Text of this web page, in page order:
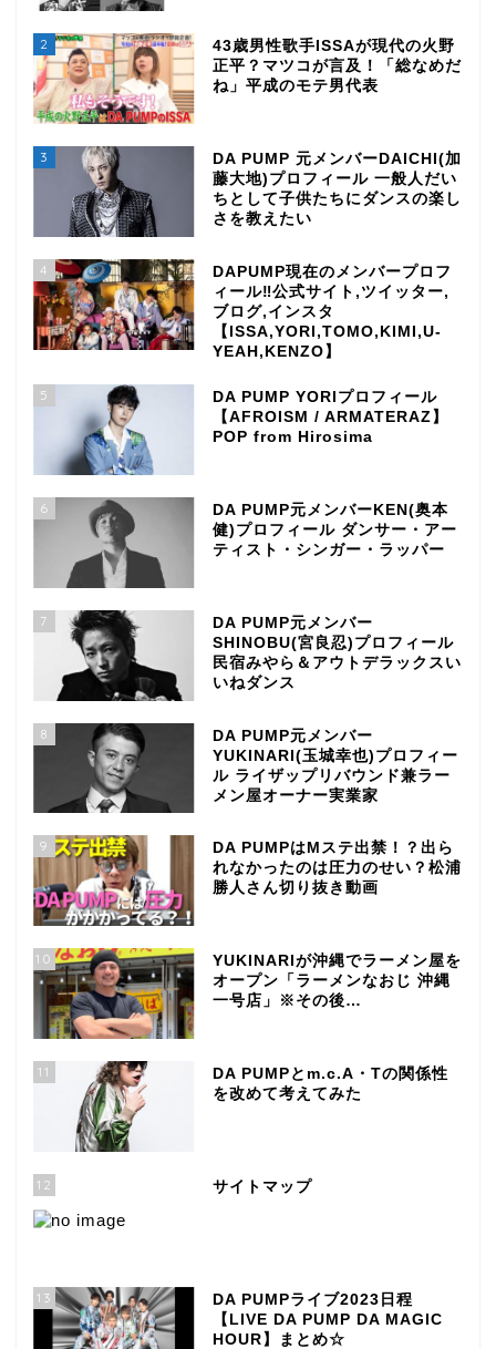
2
43歳男性歌手ISSAが現代の火野
正平？マツコが言及！「総なめだ
ね」平成のモテ男代表
3
DA PUMP 元メンバーDAICHI(加
藤大地)プロフィール 一般人だい
ちとして子供たちにダンスの楽し
さを教えたい
4
DAPUMP現在のメンバープロフ
ィール‼公式サイト,ツイッター,
ブログ,インスタ
【ISSA,YORI,TOMO,KIMI,U-
YEAH,KENZO】
5
DA PUMP YORIプロフィール
【AFROISM / ARMATERAZ】
POP from Hirosima
6
DA PUMP元メンバーKEN(奥本
健)プロフィール ダンサー・アー
ティスト・シンガー・ラッパー
7
DA PUMP元メンバー
SHINOBU(宮良忍)プロフィール
民宿みやら＆アウトデラックスい
いねダンス
8
DA PUMP元メンバー
YUKINARI(玉城幸也)プロフィー
ル ライザップリバウンド兼ラー
メン屋オーナー実業家
9
DA PUMPはMステ出禁！？出ら
れなかったのは圧力のせい？松浦
勝人さん切り抜き動画
10
YUKINARIが沖縄でラーメン屋を
オープン「ラーメンなおじ 沖縄
一号店」※その後…
11
DA PUMPとm.c.A・Tの関係性
を改めて考えてみた
12 サイトマップ
13
DA PUMPライブ2023日程
【LIVE DA PUMP DA MAGIC
HOUR】まとめ☆